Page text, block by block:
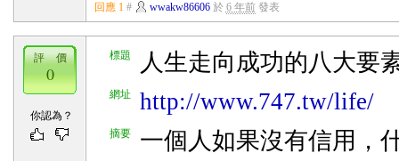
回應 1 # wwakw86606於 6 年前發表
標題 人生走向成功的八大要
網址 http://www.747.tw/life/
摘要
一個人如果沒有信用，
評 價
0
你認為？